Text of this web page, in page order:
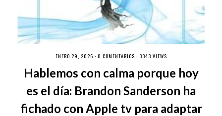
ENERO 29, 2026 · 0 COMENTARIOS · 3343 VIEWS
Hablemos con calma porque hoy
es el día: Brandon Sanderson ha
fichado con Apple tv para adaptar